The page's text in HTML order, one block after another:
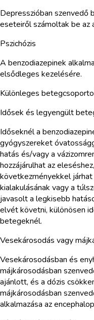
Depresszióban szenvedő
eseteiről számoltak be az
Pszichózis
A benzodiazepinek
elsődleges kezelésére.
Különleges
Idősek és legyengült
Időseknél a
gyógyszereket
hatás és/vagy a
hozzájárulhat az
következményekkel
kialakulásának vagy a
javasolt a legkisebb
elvét követni, különösen
betegeknél.
Vesekárosodás vagy
Vesekárosodásban és
májkárosodásban
ajánlott, és a dózis
májkárosodásban
alkalmazása az